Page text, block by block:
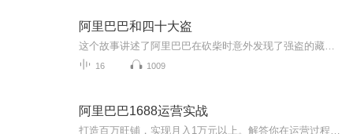
阿里巴巴和四十大盗
16 1009
阿里巴巴1688运营实战